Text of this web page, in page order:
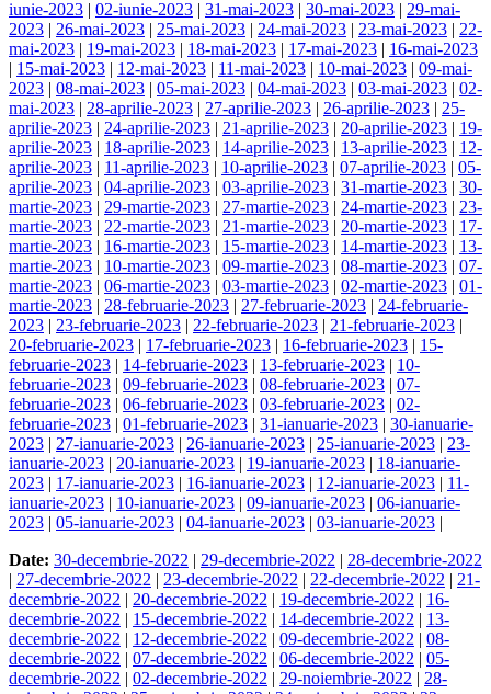
iunie-2023 | 02-iunie-2023 | 31-mai-2023 | 30-mai-2023 | 29-mai-
2023 | 26-mai-2023 | 25-mai-2023 | 24-mai-2023 | 23-mai-2023 | 22-
mai-2023 | 19-mai-2023 | 18-mai-2023 | 17-mai-2023 | 16-mai-2023
| 15-mai-2023 | 12-mai-2023 | 11-mai-2023 | 10-mai-2023 | 09-mai-
2023 | 08-mai-2023 | 05-mai-2023 | 04-mai-2023 | 03-mai-2023 | 02-
mai-2023 | 28-aprilie-2023 | 27-aprilie-2023 | 26-aprilie-2023 | 25-
aprilie-2023 | 24-aprilie-2023 | 21-aprilie-2023 | 20-aprilie-2023 | 19-
aprilie-2023 | 18-aprilie-2023 | 14-aprilie-2023 | 13-aprilie-2023 | 12-
aprilie-2023 | 11-aprilie-2023 | 10-aprilie-2023 | 07-aprilie-2023 | 05-
aprilie-2023 | 04-aprilie-2023 | 03-aprilie-2023 | 31-martie-2023 | 30-
martie-2023 | 29-martie-2023 | 27-martie-2023 | 24-martie-2023 | 23-
martie-2023 | 22-martie-2023 | 21-martie-2023 | 20-martie-2023 | 17-
martie-2023 | 16-martie-2023 | 15-martie-2023 | 14-martie-2023 | 13-
martie-2023 | 10-martie-2023 | 09-martie-2023 | 08-martie-2023 | 07-
martie-2023 | 06-martie-2023 | 03-martie-2023 | 02-martie-2023 | 01-
martie-2023 | 28-februarie-2023 | 27-februarie-2023 | 24-februarie-
2023 | 23-februarie-2023 | 22-februarie-2023 | 21-februarie-2023 |
20-februarie-2023 | 17-februarie-2023 | 16-februarie-2023 | 15-
februarie-2023 | 14-februarie-2023 | 13-februarie-2023 | 10-
februarie-2023 | 09-februarie-2023 | 08-februarie-2023 | 07-
februarie-2023 | 06-februarie-2023 | 03-februarie-2023 | 02-
februarie-2023 | 01-februarie-2023 | 31-ianuarie-2023 | 30-ianuarie-
2023 | 27-ianuarie-2023 | 26-ianuarie-2023 | 25-ianuarie-2023 | 23-
ianuarie-2023 | 20-ianuarie-2023 | 19-ianuarie-2023 | 18-ianuarie-
2023 | 17-ianuarie-2023 | 16-ianuarie-2023 | 12-ianuarie-2023 | 11-
ianuarie-2023 | 10-ianuarie-2023 | 09-ianuarie-2023 | 06-ianuarie-
2023 | 05-ianuarie-2023 | 04-ianuarie-2023 | 03-ianuarie-2023 |
Date: 30-decembrie-2022 | 29-decembrie-2022 | 28-decembrie-2022
| 27-decembrie-2022 | 23-decembrie-2022 | 22-decembrie-2022 | 21-
decembrie-2022 | 20-decembrie-2022 | 19-decembrie-2022 | 16-
decembrie-2022 | 15-decembrie-2022 | 14-decembrie-2022 | 13-
decembrie-2022 | 12-decembrie-2022 | 09-decembrie-2022 | 08-
decembrie-2022 | 07-decembrie-2022 | 06-decembrie-2022 | 05-
decembrie-2022 | 02-decembrie-2022 | 29-noiembrie-2022 | 28-